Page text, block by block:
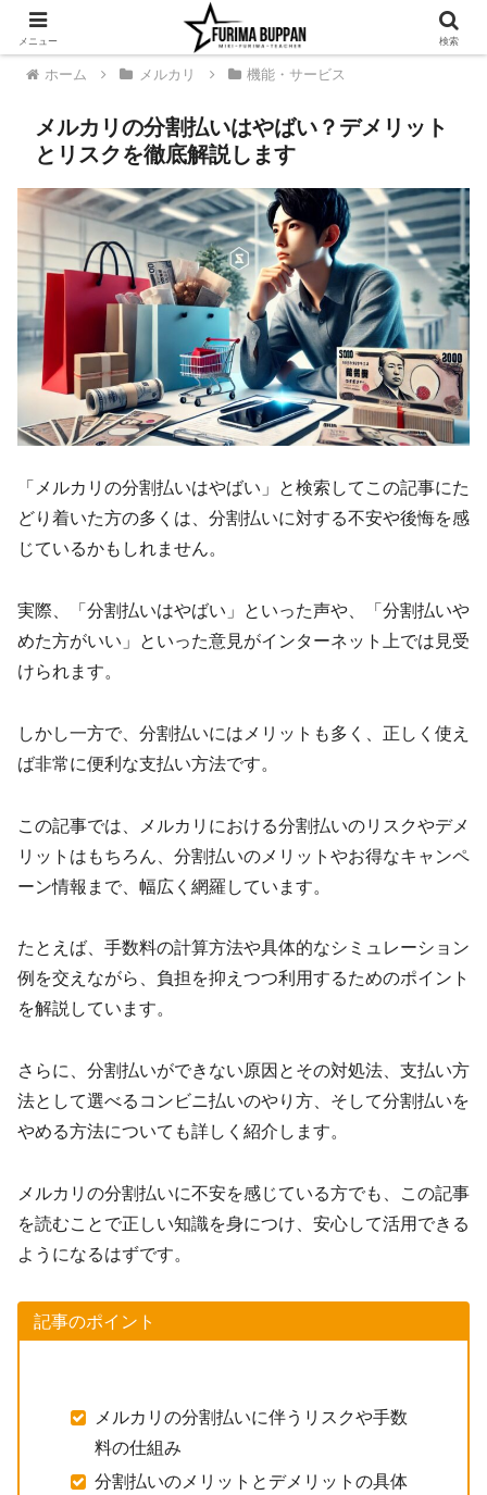
ホーム メルカリ 機能・サービス
メルカリの分割払いはやばい？デメリット
とリスクを徹底解説します
「メルカリの分割払いはやばい」と検索してこの記事にた
どり着いた方の多くは、分割払いに対する不安や後悔を感
じているかもしれません。
実際、「分割払いはやばい」といった声や、「分割払いや
めた方がいい」といった意見がインターネット上では見受
けられます。
しかし一方で、分割払いにはメリットも多く、正しく使え
ば非常に便利な支払い方法です。
この記事では、メルカリにおける分割払いのリスクやデメ
リットはもちろん、分割払いのメリットやお得なキャンペ
ーン情報まで、幅広く網羅しています。
たとえば、手数料の計算方法や具体的なシミュレーション
例を交えながら、負担を抑えつつ利用するためのポイント
を解説しています。
さらに、分割払いができない原因とその対処法、支払い方
法として選べるコンビニ払いのやり方、そして分割払いを
やめる方法についても詳しく紹介します。
メルカリの分割払いに不安を感じている方でも、この記事
を読むことで正しい知識を身につけ、安心して活用できる
ようになるはずです。
記事のポイント
メルカリの分割払いに伴うリスクや手数
料の仕組み
分割払いのメリットとデメリットの具体
メニュー 検索